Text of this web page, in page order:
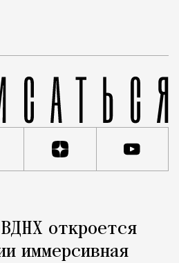
праздник День
откроется
иммерсивная